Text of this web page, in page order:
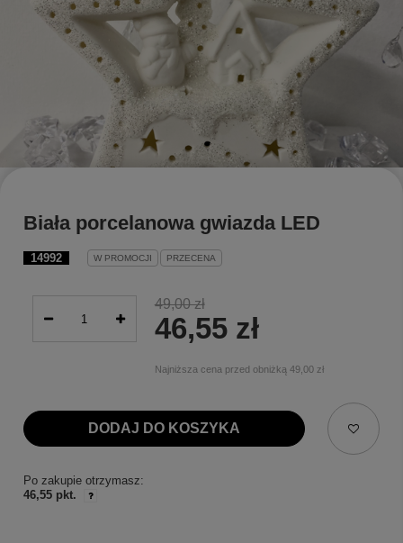
14992 W PROMOCJI PRZECENA
Biała porcelanowa gwiazda LED
49,00 zł
46,55 zł
Najniższa cena przed obniżką 49,00 zł
DODAJ DO KOSZYKA
Po zakupie otrzymasz:
46,55 pkt.